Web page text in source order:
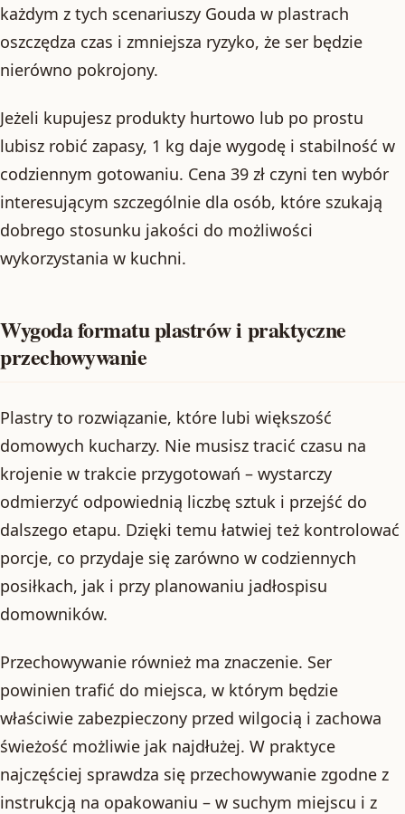
każdym z tych scenariuszy Gouda w plastrach
oszczędza czas i zmniejsza ryzyko, że ser będzie
nierówno pokrojony.
Jeżeli kupujesz produkty hurtowo lub po prostu
lubisz robić zapasy, 1 kg daje wygodę i stabilność w
codziennym gotowaniu. Cena 39 zł czyni ten wybór
interesującym szczególnie dla osób, które szukają
dobrego stosunku jakości do możliwości
wykorzystania w kuchni.
Wygoda formatu plastrów i praktyczne
przechowywanie
Plastry to rozwiązanie, które lubi większość
domowych kucharzy. Nie musisz tracić czasu na
krojenie w trakcie przygotowań – wystarczy
odmierzyć odpowiednią liczbę sztuk i przejść do
dalszego etapu. Dzięki temu łatwiej też kontrolować
porcje, co przydaje się zarówno w codziennych
posiłkach, jak i przy planowaniu jadłospisu
domowników.
Przechowywanie również ma znaczenie. Ser
powinien trafić do miejsca, w którym będzie
właściwie zabezpieczony przed wilgocią i zachowa
świeżość możliwie jak najdłużej. W praktyce
najczęściej sprawdza się przechowywanie zgodne z
instrukcją na opakowaniu – w suchym miejscu i z